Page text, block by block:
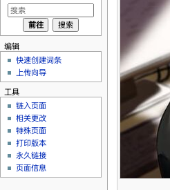
编辑
快速创建词条
上传向导
工具
链入页面
相关更改
特殊页面
打印版本
永久链接
页面信息